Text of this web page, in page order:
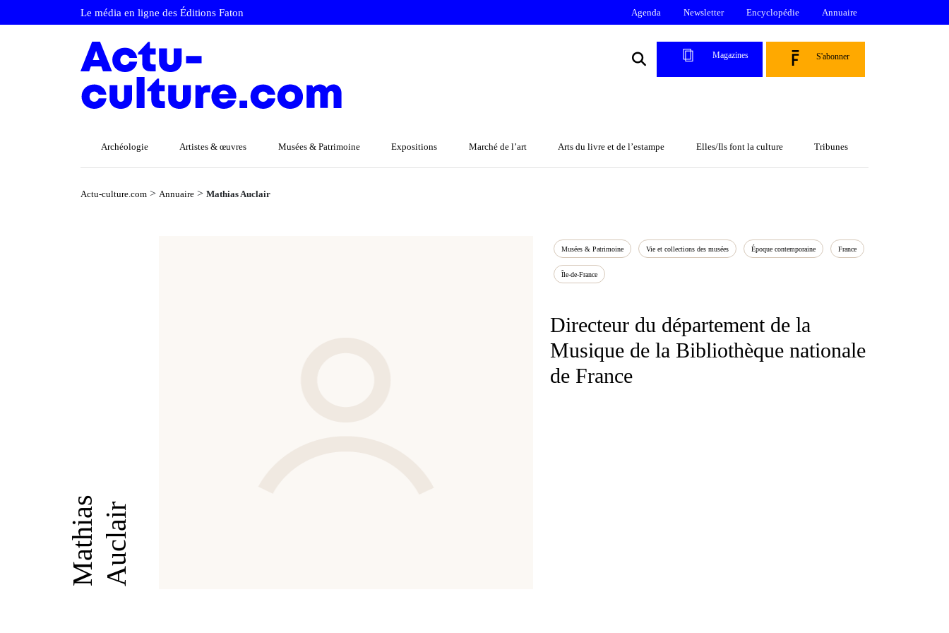
Le média en ligne des Éditions Faton Agenda Newsletter Encyclopédie Annuaire
Magazines S'abonner
Archéologie Artistes & œuvres Musées & Patrimoine Expositions Marché de l’art Arts du livre et de l’estampe Elles/Ils font la culture Tribunes
Actu-culture.com > Annuaire > Mathias Auclair
MathiasAuclair
Musées & Patrimoine Vie et collections des musées Époque contemporaine France
Île-de-France
Directeur du département de la
Musique de la Bibliothèque nationale
de France